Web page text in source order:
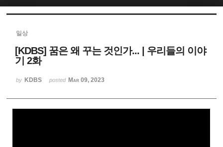
일상
[KDBS] 꿈은 왜 꾸는 것인가... | 우리들의 이야
기 2화
by KDBS posted Mar 09, 2023
Sketchbook5, 스케치북5
Sketchbook5, 스케치북5